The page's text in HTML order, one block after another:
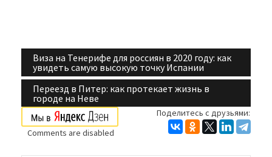
Навигация
по
записям
Виза на Тенерифе для россиян в 2020 году: как
увидеть самую высокую точку Испании
Переезд в Питер: как протекает жизнь в
городе на Неве
Поделитесь с друзьями:
Comments are disabled